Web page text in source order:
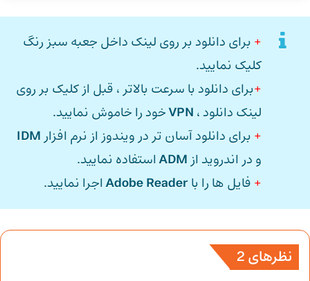
+ برای دانلود بر روی لینک داخل جعبه سبز رنگ
کلیک نمایید.
+برای دانلود با سرعت بالاتر ، قبل از کلیک بر روی
لینک دانلود ، VPNخود را خاموش نمایید.
+ برای دانلود آسان تر در ویندوز از نرم افزار IDM
و در اندروید از ADMاستفاده نمایید.
+ فایل ها را باAdobe Readerاجرا نمایید.
نظرهای 2